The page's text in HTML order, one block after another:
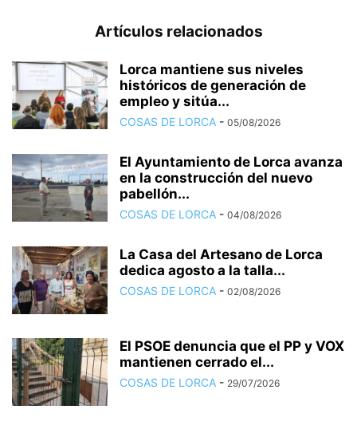
Artículos relacionados
Lorca mantiene sus niveles
históricos de generación de
empleo y sitúa...
COSAS DE LORCA - 05/08/2026
El Ayuntamiento de Lorca avanza
en la construcción del nuevo
pabellón...
COSAS DE LORCA - 04/08/2026
La Casa del Artesano de Lorca
dedica agosto a la talla...
COSAS DE LORCA - 02/08/2026
El PSOE denuncia que el PP y VOX
mantienen cerrado el...
COSAS DE LORCA - 29/07/2026